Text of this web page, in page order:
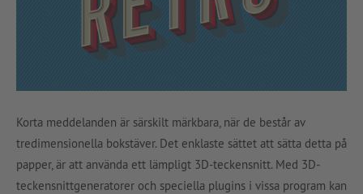
Korta meddelanden är särskilt märkbara, när de består av
tredimensionella bokstäver. Det enklaste sättet att sätta detta på
papper, är att använda ett lämpligt 3D-teckensnitt. Med 3D-
teckensnittgeneratorer och speciella plugins i vissa program kan